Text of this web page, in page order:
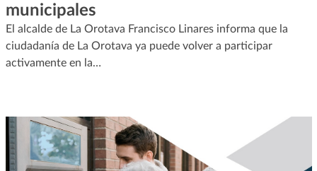
municipales
El alcalde de La Orotava Francisco Linares informa que la
ciudadanía de La Orotava ya puede volver a participar
activamente en la…